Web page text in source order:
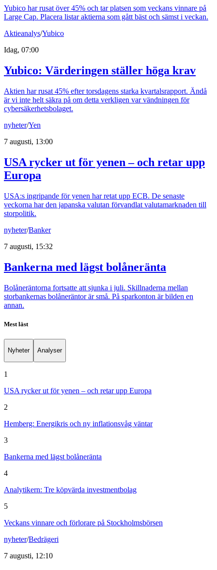
Yubico har rusat över 45% och tar platsen som veckans vinnare på
Large Cap. Placera listar aktierna som gått bäst och sämst i veckan.
Aktieanalys/Yubico
Idag, 07:00
Yubico: Värderingen ställer höga krav
Aktien har rusat 45% efter torsdagens starka kvartalsrapport. Ändå
är vi inte helt säkra på om detta verkligen var vändningen för
cybersäkerhetsbolaget.
nyheter/Yen
7 augusti, 13:00
USA rycker ut för yenen – och retar upp
Europa
USA:s ingripande för yenen har retat upp ECB. De senaste
veckorna har den japanska valutan förvandlat valutamarknaden till
storpolitik.
nyheter/Banker
7 augusti, 15:32
Bankerna med lägst bolåneränta
Bolåneräntorna fortsatte att sjunka i juli. Skillnaderna mellan
storbankernas bolåneräntor är små. På sparkonton är bilden en
annan.
Mest läst
Nyheter Analyser
1
USA rycker ut för yenen – och retar upp Europa
2
Hemberg: Energikris och ny inflationsvåg väntar
3
Bankerna med lägst bolåneränta
4
Analytikern: Tre köpvärda investmentbolag
5
Veckans vinnare och förlorare på Stockholmsbörsen
nyheter/Bedrägeri
7 augusti, 12:10